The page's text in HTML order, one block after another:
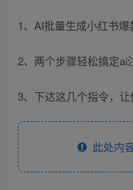
1、AI批量生成小红书
2、两个步骤轻松搞定ai
3、下达这几个指令，让
此处内